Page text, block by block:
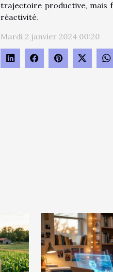
trajectoire productive, mais
réactivité.
Mardi 2 janvier 2024 00:20